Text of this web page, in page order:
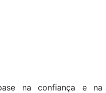
na confiança e na